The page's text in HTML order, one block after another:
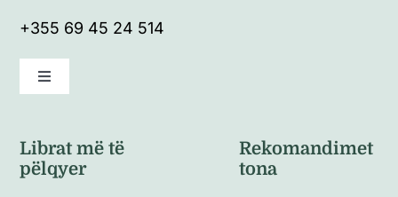
+355 69 45 24 514
Toggle
Politikat e kthimeve
Librat më të
pëlqyer
Rekomandimet
tona